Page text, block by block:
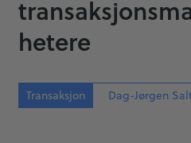
hetere
Transaksjon Dag-Jørgen